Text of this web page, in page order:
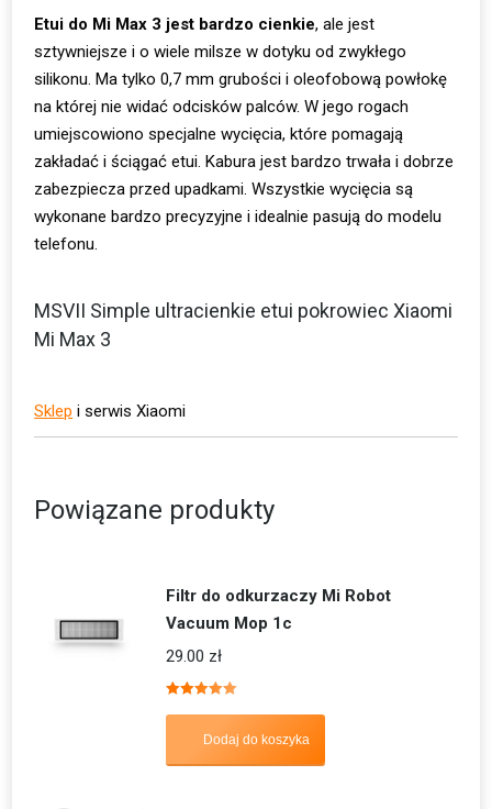
Etui do Mi Max 3 jest bardzo cienkie, ale jest
sztywniejsze i o wiele milsze w dotyku od zwykłego
silikonu. Ma tylko 0,7 mm grubości i oleofobową powłokę
na której nie widać odcisków palców. W jego rogach
umiejscowiono specjalne wycięcia, które pomagają
zakładać i ściągać etui. Kabura jest bardzo trwała i dobrze
zabezpiecza przed upadkami. Wszystkie wycięcia są
wykonane bardzo precyzyjne i idealnie pasują do modelu
telefonu.
MSVII Simple ultracienkie etui pokrowiec Xiaomi
Mi Max 3
Sklep i serwis Xiaomi
Powiązane produkty
Filtr do odkurzaczy Mi Robot
Vacuum Mop 1c
29.00 zł
5.00
Dodaj do koszyka